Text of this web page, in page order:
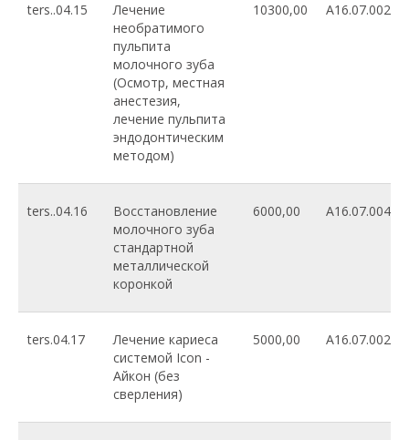
ters..04.15
Лечение
необратимого
пульпита
молочного зуба
(Осмотр, местная
анестезия,
лечение пульпита
эндодонтическим
методом)
10300,00 A16.07.002
ters..04.16
Восстановление
молочного зуба
стандартной
металлической
коронкой
6000,00 A16.07.004
ters.04.17
Лечение кариеса
системой Icon -
Айкон (без
сверления)
5000,00 A16.07.002